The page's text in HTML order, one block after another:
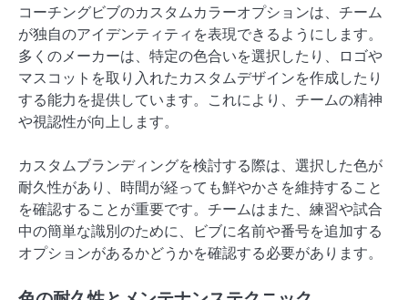
コーチングビブのカスタムカラーオプションは、チーム
が独自のアイデンティティを表現できるようにします。
多くのメーカーは、特定の色合いを選択したり、ロゴや
マスコットを取り入れたカスタムデザインを作成したり
する能力を提供しています。これにより、チームの精神
や視認性が向上します。
カスタムブランディングを検討する際は、選択した色が
耐久性があり、時間が経っても鮮やかさを維持すること
を確認することが重要です。チームはまた、練習や試合
中の簡単な識別のために、ビブに名前や番号を追加する
オプションがあるかどうかを確認する必要があります。